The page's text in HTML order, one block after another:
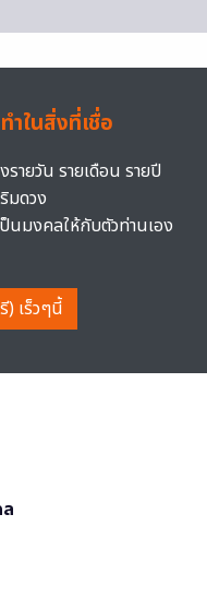
ำในสิ่งที่เชื่อ
ายวัน รายเดือน รายปี
มดวง
นมงคลให้กับตัวท่านเอง
เร็วๆนี้